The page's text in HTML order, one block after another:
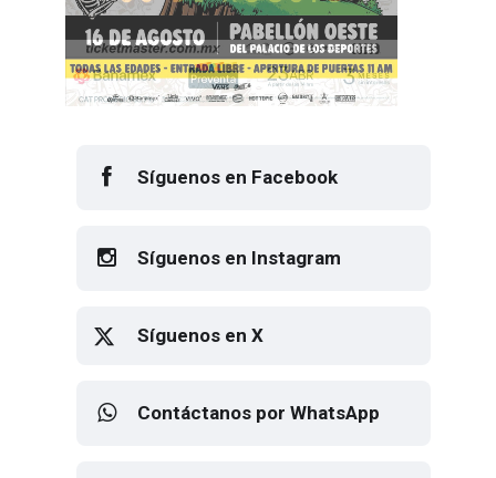
Síguenos en Facebook
Síguenos en Instagram
Síguenos en X
Contáctanos por WhatsApp